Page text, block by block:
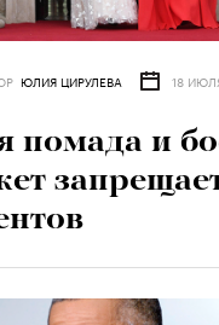
ЮЛИЯ ЦИРУЛЕВА 18
помада и